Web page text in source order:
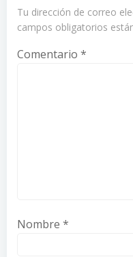
Tu dirección de correo
campos obligatorios
Comentario *
Nombre *